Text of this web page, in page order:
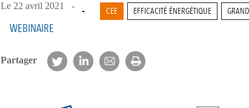
Le 22 avril 2021 - -
WEBINAIRE
CEE EFFICACITÉ ÉNERGÉTIQUE
Partager